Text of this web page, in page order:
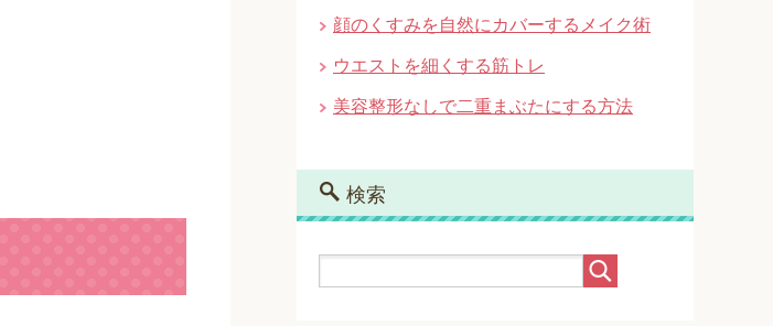
顔のくすみを自然にカバーするメイク術
ウエストを細くする筋トレ
美容整形なしで二重まぶたにする方法
検索